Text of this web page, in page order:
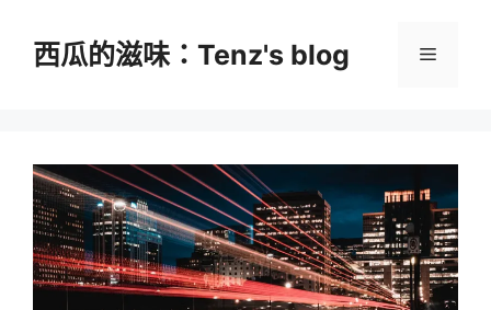
西瓜的滋味：Tenz's blog 選